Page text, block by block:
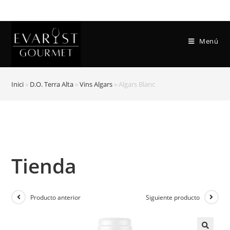
Menú
Inici » D.O. Terra Alta »Vins Algars »Algars Blanc
Tienda
Producto anterior Siguiente producto